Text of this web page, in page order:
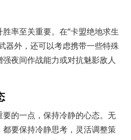
率至关重要。在“卡盟绝地求生
器外，还可以考虑携带一些特殊
夜间作战能力或对抗魅影敌人
的一点，保持冷静的心态。无
要保持冷静思考，灵活调整策